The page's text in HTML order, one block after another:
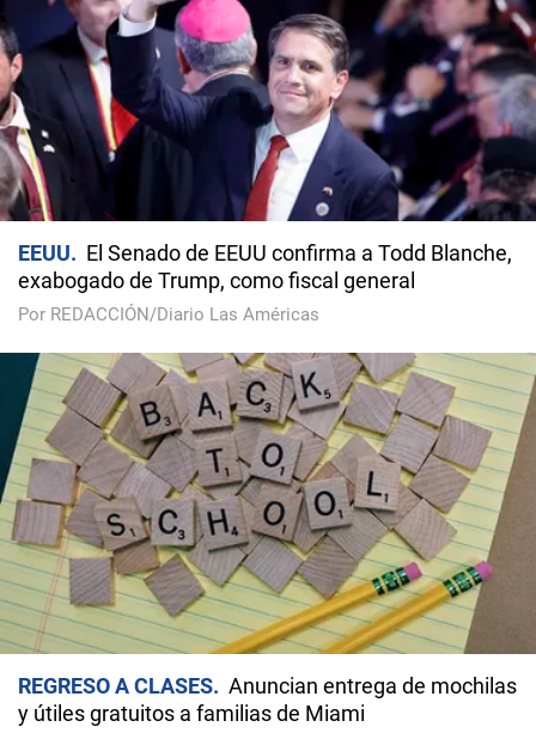
EEUU
El Senado de EEUU confirma a Todd Blanche,
exabogado de Trump, como fiscal general
Por REDACCIÓN/Diario Las Américas
REGRESO A CLASES
Anuncian entrega de mochilas
y útiles gratuitos a familias de Miami